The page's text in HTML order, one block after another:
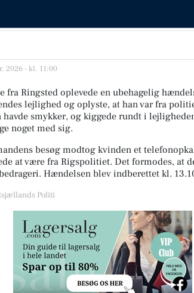
2026 - kl. 11:00
fra Ringsted oplevede en ubehagelig
lejlighed og oplyste, at han var fra
smykker, og kiggede rundt i
noget med sig.
besøg modtog kvinden et
at være fra Rigspolitiet. Det formodes, at
Hændelsen blev indberettet kl.
Politi